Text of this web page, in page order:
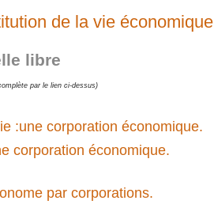
de la vie économique
libre
par le lien ci-dessus)
:une corporation économique.
corporation économique.
par corporations.